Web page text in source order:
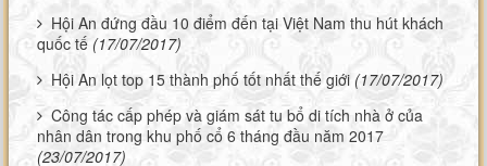
Hội An đứng đầu 10 điểm đến tại Việt Nam thu hút khách
quốc tế (17/07/2017)
Hội An lọt top 15 thành phố tốt nhất thế giới (17/07/2017)
Công tác cấp phép và giám sát tu bổ di tích nhà ở của
nhân dân trong khu phố cổ 6 tháng đầu năm 2017
(23/07/2017)